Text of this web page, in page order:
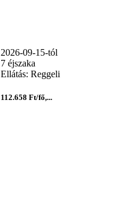
2026-09-15-tól
7 éjszaka
Ellátás: Reggeli
112.658 Ft/fő,...